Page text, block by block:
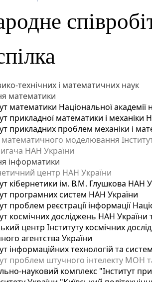
технічних і математичних наук
математики
математики Національної академії
прикладної математики і механіки
прикладних проблем механіки і
моделювання
НАН України
інформатики
центр НАН України
кібернетики ім. В.М. Глушкова НАН
програмних систем НАН України
проблем реєстрації інформації
космічних досліджень НАН України
центр Інституту космічних
агентства України
інформаційних технологій та
проблем штучного інтелекту МОН
науковий комплекс "Інститут